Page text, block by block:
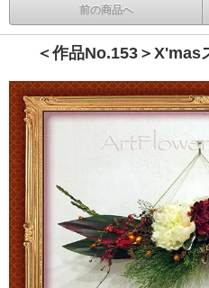
前の商品へ
＜作品No.153＞